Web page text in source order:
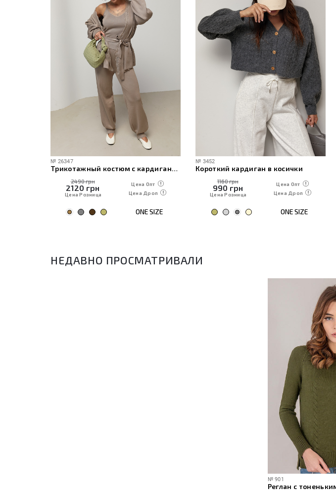
№ 26347
Трикотажный костюм с кардиганом, топом и брюками
2490 грн
2120 грн
Цена Розница
Цена Опт
Цена Дроп
ONE SIZE
№ 3452
Короткий кардиган в косички
1160 грн
990 грн
Цена Розница
Цена Опт
Цена Дроп
ONE SIZE
НЕДАВНО ПРОСМАТРИВАЛИ
№ 901